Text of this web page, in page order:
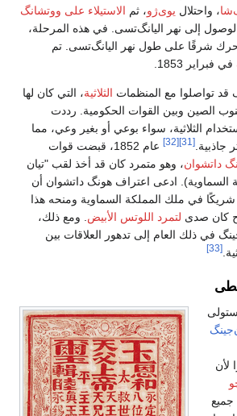
، واحتلال يوى‌ژو، ثم الاستيلاء على ووتشانگ
1852 بعد الوصول إلى نهر اليانگ‌تسى. في هذه المرحلة،
شرقًا على طول نهر اليانگ‌تسى. تم
في فبراير 1853.
قد تواصلوا مع المنظمات الثلاثية، التي كان لها
الصين وبين القوات الحكومية. رددت
الثلاثية، سواء بوعي أو بغير وعي، مما
جاذبية. [31]
[32]
عام 1852، قبضت قوات
داتشوان، وهو متمرد كان قد أخذ لقب "تيان
السماوية). ادعى اعتراف هونگ داتشوان أن
في ملك المملكة السماوية ومنحه هذا
كان صدى لتمرد اللوتس الأبيض . ومع ذلك،
في ذلك العام إلى تدهور العلاقات بين
[33]
1853، استولى
لأن
جميع